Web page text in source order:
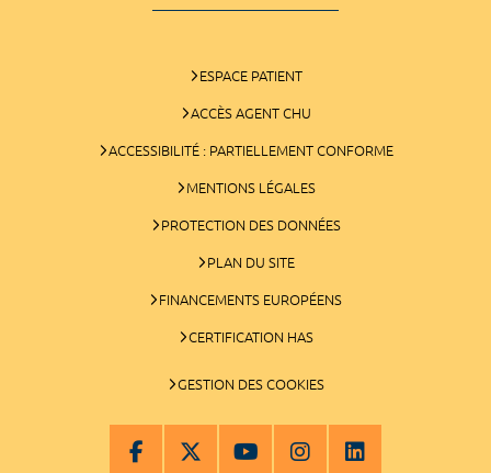
ESPACE PATIENT
ACCÈS AGENT CHU
ACCESSIBILITÉ : PARTIELLEMENT CONFORME
MENTIONS LÉGALES
PROTECTION DES DONNÉES
PLAN DU SITE
FINANCEMENTS EUROPÉENS
CERTIFICATION HAS
GESTION DES COOKIES